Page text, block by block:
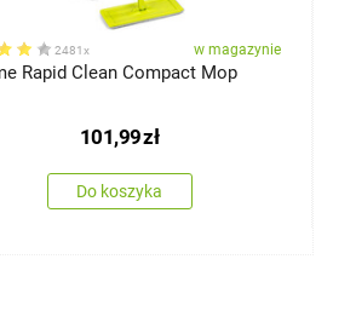
2481x w magazynie
Rapid Clean Compact Mop
101,99zł
Do koszyka